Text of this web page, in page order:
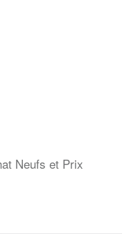
Neufs et Prix